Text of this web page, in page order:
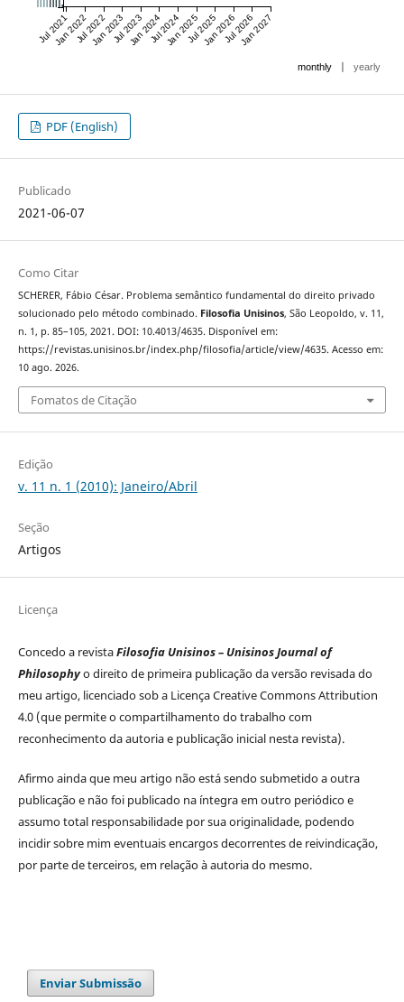
Jul 2021Jan 2022Jul 2022Jan 2023Jul 2023Jan 2024Jul 2024Jan 2025Jul 2025Jan 2026Jul 2026Jan 2027
monthly | yearly
PDF (English)
Publicado
2021-06-07
Como Citar
SCHERER, Fábio César. Problema semântico fundamental do direito privado
solucionado pelo método combinado. Filosofia Unisinos, São Leopoldo, v. 11,
n. 1, p. 85–105, 2021. DOI: 10.4013/4635. Disponível em:
https://revistas.unisinos.br/index.php/filosofia/article/view/4635. Acesso em:
10 ago. 2026.
Fomatos de Citação
Edição
v. 11 n. 1 (2010): Janeiro/Abril
Seção
Artigos
Licença
Concedo a revistaFilosofia Unisinos – Unisinos Journal of
Philosophyo direito de primeira publicação da versão revisada do
meu artigo, licenciado sob a Licença Creative Commons Attribution
4.0 (que permite o compartilhamento do trabalho com
reconhecimento da autoria e publicação inicial nesta revista).
Afirmo ainda que meu artigo não está sendo submetido a outra
publicação e não foi publicado na íntegra em outro periódico e
assumo total responsabilidade por sua originalidade, podendo
incidir sobre mim eventuais encargos decorrentes de reivindicação,
por parte de terceiros, em relação à autoria do mesmo.
Enviar Submissão